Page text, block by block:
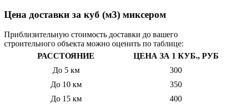
Цена доставки за куб (м3) миксером
Приблизительную стоимость доставки до вашего
строительного объекта можно оценить по таблице:
РАССТОЯНИЕ
ЦЕНА ЗА 1 КУБ., РУБ
До 5 км
300
До 10 км
350
До 15 км
400